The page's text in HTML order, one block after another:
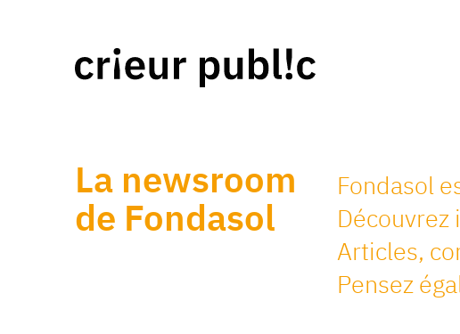
La newsroom
de Fondasol
Fondasol
Articles,
Pensez